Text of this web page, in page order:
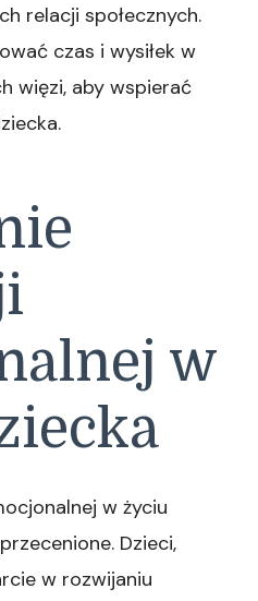
relacji społecznych.
czas i wysiłek w
więzi, aby wspierać
w
w życiu
Dzieci,
w rozwijaniu